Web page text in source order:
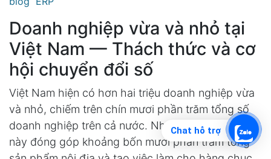
Doanh nghiệp vừa và nhỏ tại
Việt Nam — Thách thức và cơ
hội chuyển đổi số
Việt Nam hiện có hơn hai triệu doanh nghiệp vừa
và nhỏ, chiếm trên chín mươi phần trăm tổng số
doanh nghiệp trên cả nước. Những doanh nghiệp
này đóng góp khoảng bốn mươi phần trăm tổng
Chat hỗ trợ